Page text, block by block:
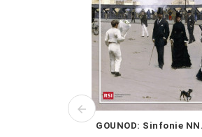
GOUNOD: Sinfonie